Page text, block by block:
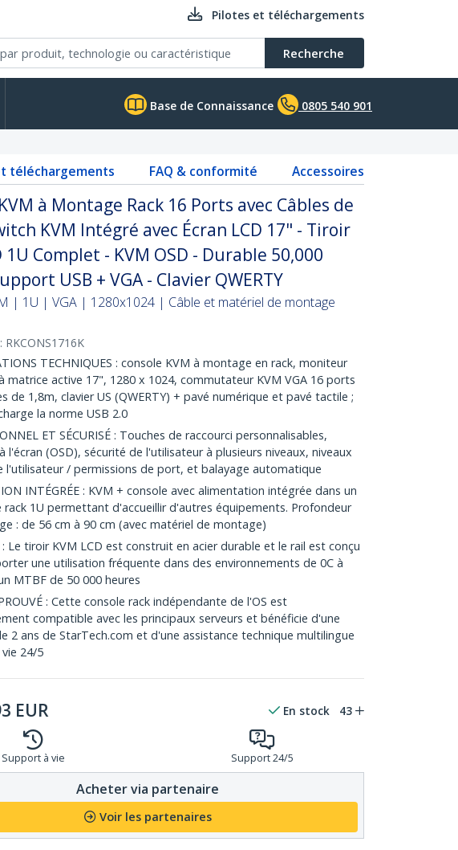
Pilotes et téléchargements
Recherche
Base de Connaissance 0805 540 901
téléchargements FAQ & conformité Accessoires
à Montage Rack 16 Ports avec Câbles de
KVM Intégré avec Écran LCD 17" - Tiroir
1U Complet - KVM OSD - Durable 50,000
USB + VGA - Clavier QWERTY
| 1U | VGA | 1280x1024 | Câble et matériel de montage
RKCONS1716K
TECHNIQUES : console KVM à montage en rack, moniteur
matrice active 17", 1280 x 1024, commutateur KVM VGA 16 ports
de 1,8m, clavier US (QWERTY) + pavé numérique et pavé tactile ;
la norme USB 2.0
ET SÉCURISÉ : Touches de raccourci personnalisables,
l'écran (OSD), sécurité de l'utilisateur à plusieurs niveaux, niveaux
l'utilisateur / permissions de port, et balayage automatique
INTÉGRÉE : KVM + console avec alimentation intégrée dans un
rack 1U permettant d'accueillir d'autres équipements. Profondeur
: de 56 cm à 90 cm (avec matériel de montage)
: Le tiroir KVM LCD est construit en acier durable et le rail est conçu
une utilisation fréquente dans des environnements de 0C à
MTBF de 50 000 heures
: Cette console rack indépendante de l'OS est
compatible avec les principaux serveurs et bénéficie d'une
2 ans de StarTech.com et d'une assistance technique multilingue
24/5
EUR En stock 43
Support à vie Support 24/5
Acheter via partenaire
Voir les partenaires